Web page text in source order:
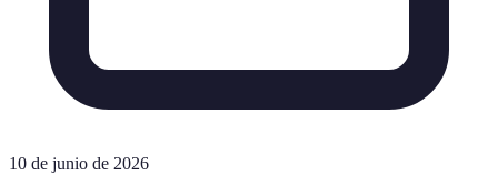
10 de junio de 2026